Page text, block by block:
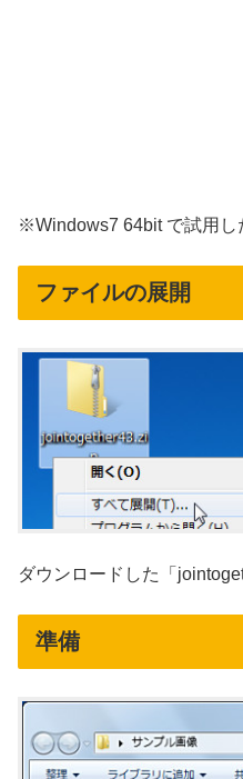
※Windows7 64bit で試用し
ファイルの展開
ダウンロードした「
準備